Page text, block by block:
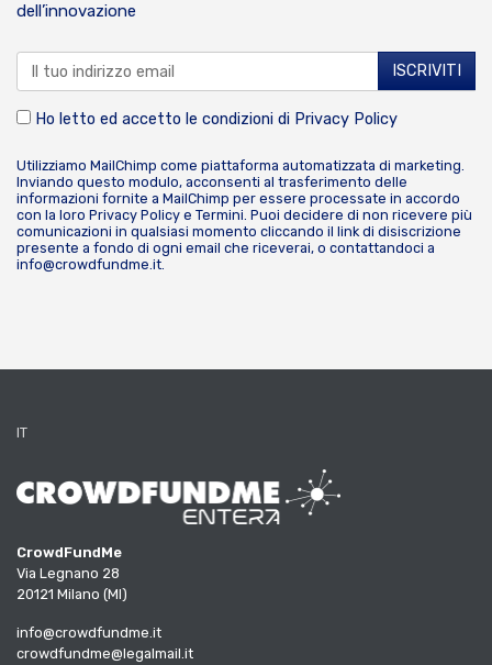
dell’innovazione
Ho letto ed accetto le condizioni di Privacy Policy
Utilizziamo MailChimp come piattaforma automatizzata di marketing.
Inviando questo modulo, acconsenti al trasferimento delle
informazioni fornite a MailChimp per essere processate in accordo
con la loro Privacy Policy e Termini. Puoi decidere di non ricevere più
comunicazioni in qualsiasi momento cliccando il link di disiscrizione
presente a fondo di ogni email che riceverai, o contattandoci a
info@crowdfundme.it.
IT
CrowdFundMe
Via Legnano 28
20121 Milano (MI)
info@crowdfundme.it
crowdfundme@legalmail.it